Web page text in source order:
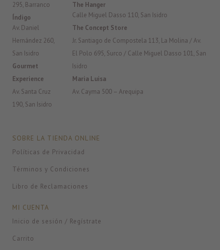
295, Barranco
Índigo
Av. Daniel
Hernández 260,
San Isidro
Gourmet
Experience
Av. Santa Cruz
190, San Isidro
The Hanger
Calle Miguel Dasso 110, San Isidro
The Concept Store
Jr. Santiago de Compostela 113, La Molina / Av.
El Polo 695, Surco / Calle Miguel Dasso 101, San
Isidro
Maria Luisa
Av. Cayma 500 – Arequipa
SOBRE LA TIENDA ONLINE
Políticas de Privacidad
Términos y Condiciones
Libro de Reclamaciones
MI CUENTA
Inicio de sesión / Regístrate
Carrito